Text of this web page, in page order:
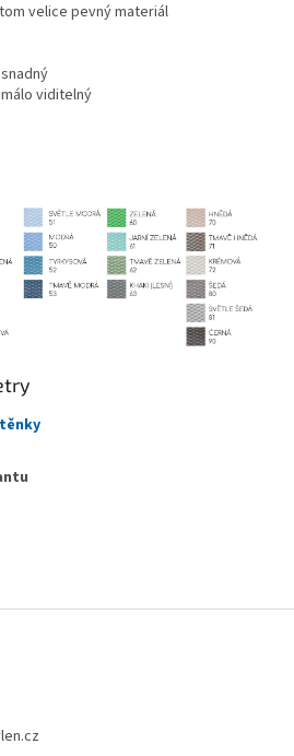
velice pevný materiál
viditelný